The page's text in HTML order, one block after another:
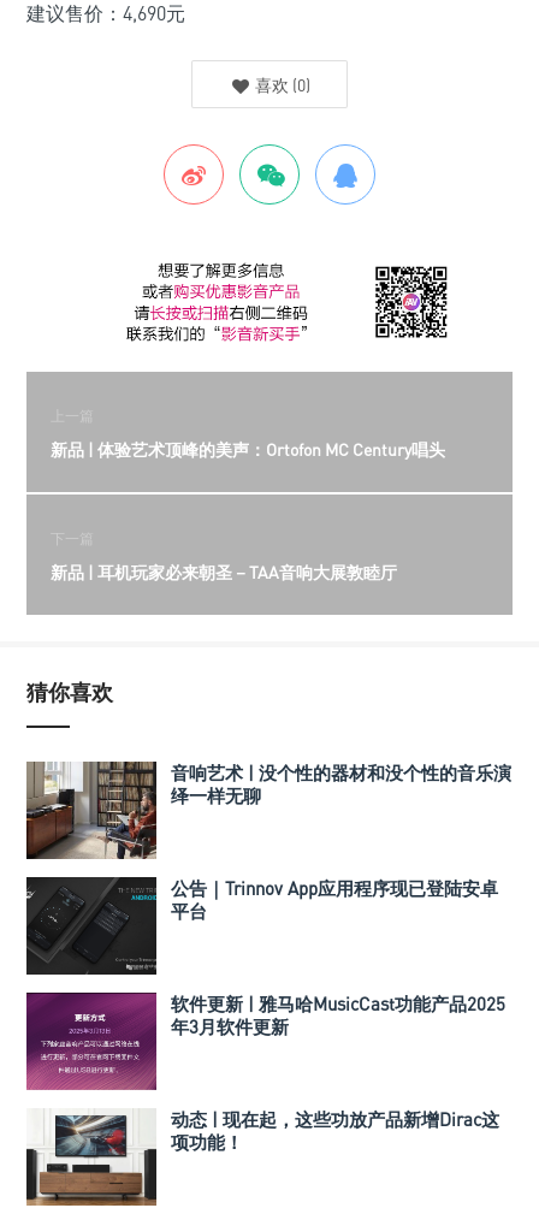
建议售价：4,690元
喜欢 (0)
上一篇
新品 | 体验艺术顶峰的美声：Ortofon MC Century唱头
下一篇
新品 | 耳机玩家必来朝圣－TAA音响大展敦睦厅
猜你喜欢
音响艺术 | 没个性的器材和没个性的音乐演
绎一样无聊
公告｜Trinnov App应用程序现已登陆安卓
平台
软件更新 | 雅马哈MusicCast功能产品2025
年3月软件更新
动态 | 现在起，这些功放产品新增Dirac这
项功能！